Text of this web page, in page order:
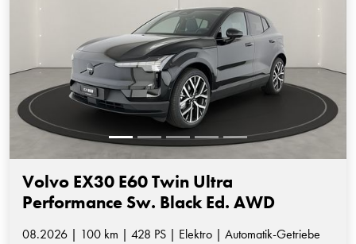
Volvo EX30 E60 Twin Ultra
Performance Sw. Black Ed. AWD
08.2026 | 100 km | 428 PS | Elektro | Automatik-Getriebe